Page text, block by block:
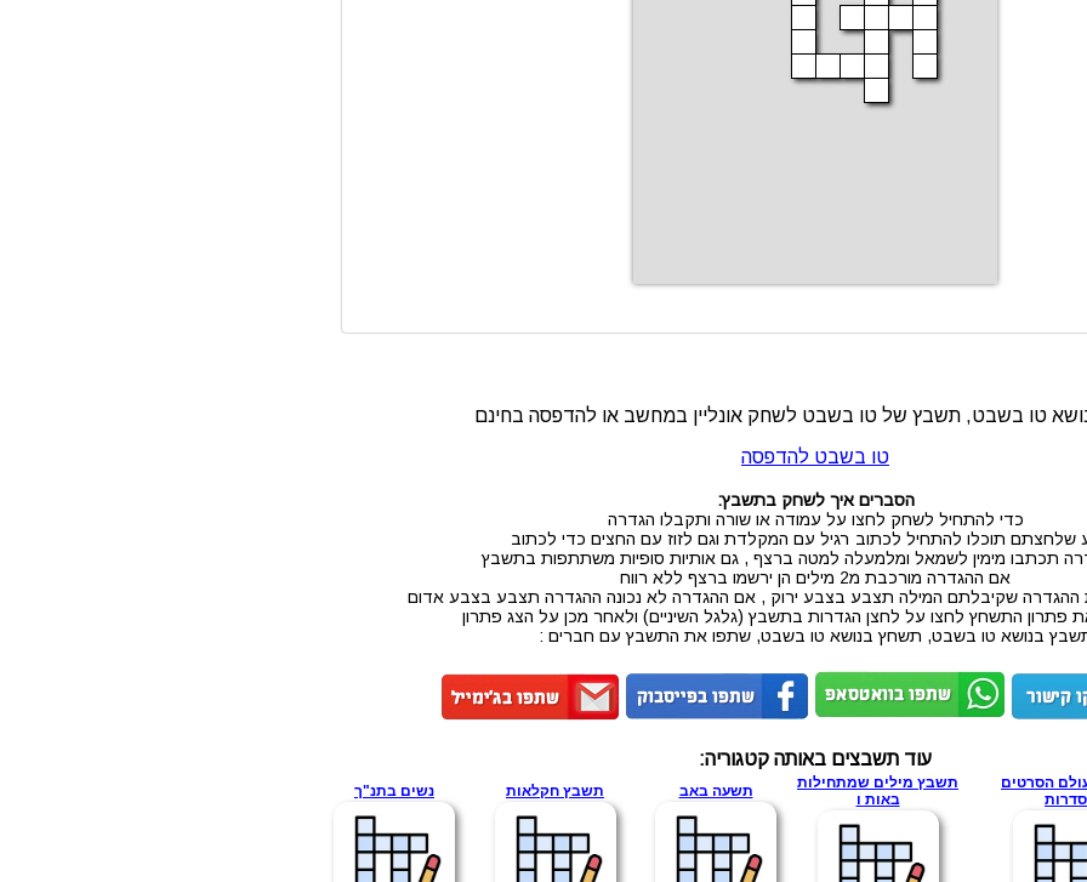
טו בשבט, תשבץ של טו בשבט לשחק אונליין במחשב או להדפסה בחינם
טו בשבט להדפסה
הסברים איך לשחק בתשבץ:
כדי להתחיל לשחק לחצו על עמודה או שורה ותקבלו הגדרה
שלחצתם תוכלו להתחיל לכתוב רגיל עם המקלדת וגם לזוז עם החצים כדי לכתוב
תכתבו מימין לשמאל ומלמעלה למטה ברצף , גם אותיות סופיות משתתפות בתשבץ
אם ההגדרה מורכבת מ2 מילים הן ירשמו ברצף ללא רווח
ההגדרה שקיבלתם המילה תצבע בצבע ירוק , אם ההגדרה לא נכונה ההגדרה תצבע בצבע אדום
פתרון התשחץ לחצו על לחצן הגדרות בתשבץ (גלגל השיניים) ולאחר מכן על הצג פתרון
בנושא טו בשבט, תשחץ בנושא טו בשבט, שתפו את התשבץ עם חברים :
עוד תשבצים באותה קטגוריה:
הסרטים
תשבץ מילים שמתחילות
באות ו
תשעה באב תשבץ חקלאות נשים בתנ"ך